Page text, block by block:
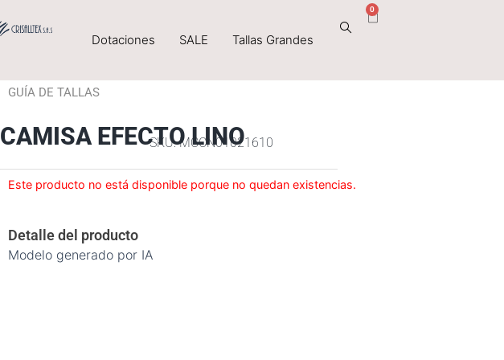
Dotaciones SALE Tallas Grandes
0
Cart
CAMISA EFECTO LINO
SKU: MCCN01021610
Este producto no está disponible porque no quedan existencias.
GUÍA DE TALLAS
Detalle del producto
Modelo generado por IA